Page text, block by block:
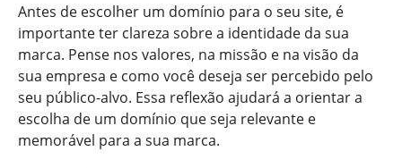
Antes de escolher um domínio para o seu site, é
importante ter clareza sobre a identidade da sua
marca. Pense nos valores, na missão e na visão da
sua empresa e como você deseja ser percebido pelo
seu público-alvo. Essa reflexão ajudará a orientar a
escolha de um domínio que seja relevante e
memorável para a sua marca.